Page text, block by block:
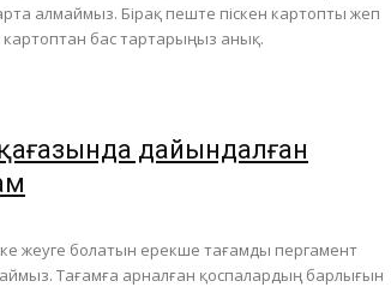
алмаймыз. Бірақ пеште піскен картопты жеп
картоптан бас тартарыңыз анық.
дайындалған
жеуге болатын ерекше тағамды пергамент
Тағамға арналған қоспалардың барлығын